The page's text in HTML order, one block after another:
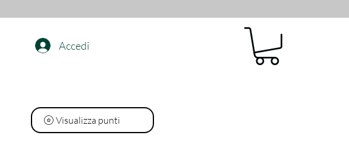
Accedi
Visualizza punti